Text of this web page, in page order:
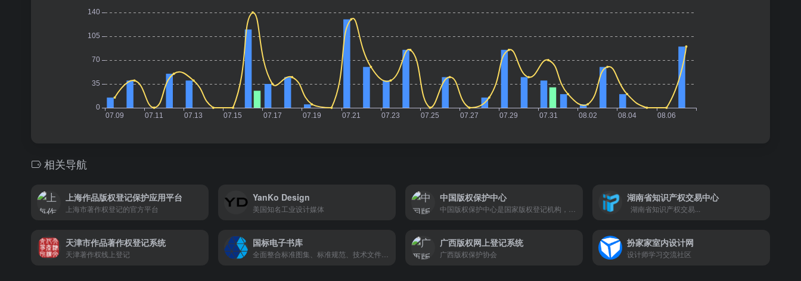
相关导航
上海作品版权登记保护应用平台
上海市著作权登记的官方平台
YanKo Design
美国知名工业设计媒体
中国版权保护中心 湖南省知识产权交易中心
湖南省知识产权交易...
天津市作品著作权登记系统
天津著作权线上登记
国标电子书库 广西版权网上登记系统
广西版权保护协会
扮家家室内设计网
设计师学习交流社区